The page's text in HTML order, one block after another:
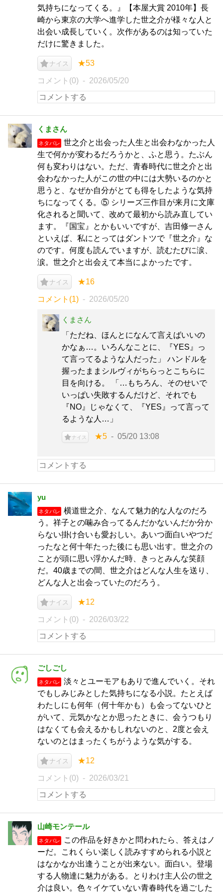
気持ちになってくる。』【本屋大賞 2010年】長
崎から東京の大学へ進学した世之介が様々な人と
出会い成長していく。次作があるのは知っていた
だけに驚きました。
ナイス ★53
コメント(0) 2026/05/20
くまさん
ネタバレ
世之介と出会った人生と出会わなかった人
生で何かが変わるだろうかと、ふと思う。たぶん
何も変わりはない。ただ、青春時代に世之介と出
会わなかった人がこの世の中には大勢いるのかと
思うと、なぜか自分がとても得をしたような気持
ちになってくる。⑤ シリーズ三作目が来月に文庫
化されると聞いて、改めて最初から読み直してい
ます。『国宝』とかもいいですが、吉田修一さん
といえば、私にとってはダントツで『世之介』な
のです。何度も読んでいますが、読むたびに涙、
涙。世之介と出会えて本当によかったです。
ナイス ★16
コメント(1) 2026/05/20
くまさん
「ただね、ほんとになんて言えばいいの
かなぁ…。いろんなことに、『YES』っ
て言ってるような人だった」 ハンドルを
握ったままシルヴィがちらっとこちらに
目を向ける。 「…もちろん、そのせいで
いっぱい失敗するんだけど、それでも
『NO』じゃなくて、『YES』って言って
るような人…」
ナイス ★5 05/20 13:08
yu
ネタバレ
横道世之介、なんて魅力的な人なのだろ
う。祥子との噛み合ってるんだかないんだか分か
らない掛け合いも愛おしい。あいつ面白いやつだ
ったなと何十年たった後にも思い出す。世之介の
ことが頭に思い浮かんだ時、きっとみんな笑顔
だ。40歳までの間、世之介はどんな人生を送り、
どんな人と出会っていたのだろう。
ナイス ★12
コメント(0) 2026/03/22
ごしごし
ネタバレ
淡々とユーモアもありで進んでいく。それ
でもしみじみとした気持ちになる小説。たとえば
わたしにも何年（何十年かも）も会ってないひと
がいて、元気かなとか思ったときに、会うつもり
はなくても会えるかもしれないのと、2度と会え
ないのとはまったくちがうような気がする。
ナイス ★12
コメント(0) 2026/03/21
山崎モンテール
ネタバレ
この作品を好きかと問われたら、答えはノ
ーだ。これくらい楽しく読みすすめられる小説と
はなかなか出逢うことが出来ない。面白い。登場
する人物達に魅力がある。とりわけ主人公の世之
介は良い。色々イケていない青春時代を過ごした